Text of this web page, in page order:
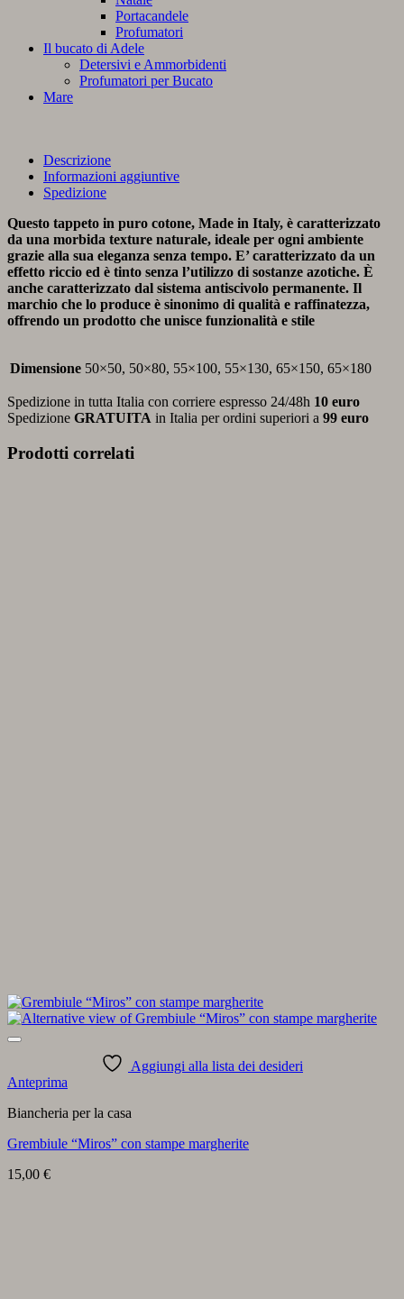
Portacandele
Profumatori
Il bucato di Adele
Detersivi e Ammorbidenti
Profumatori per Bucato
Mare
Descrizione
Informazioni aggiuntive
Spedizione
Questo tappeto in puro cotone, Made in Italy, è caratterizzato
da una morbida texture naturale, ideale per ogni ambiente
grazie alla sua eleganza senza tempo. E’ caratterizzato da un
effetto riccio ed è tinto senza l’utilizzo di sostanze azotiche. È
anche caratterizzato dal sistema antiscivolo permanente. Il
marchio che lo produce è sinonimo di qualità e raffinatezza,
offrendo un prodotto che unisce funzionalità e stile
Dimensione 50×50, 50×80, 55×100, 55×130, 65×150, 65×180
Spedizione in tutta Italia con corriere espresso 24/48h 10 euro
Spedizione GRATUITA in Italia per ordini superiori a 99 euro
Prodotti correlati
Aggiungi alla lista dei desideri
Anteprima
Biancheria per la casa
Grembiule “Miros” con stampe margherite
15,00 €